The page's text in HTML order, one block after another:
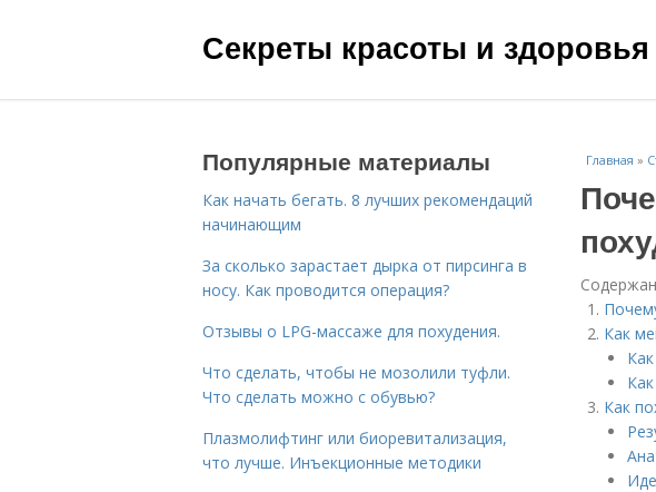
Секреты красоты и здоровья
Главная »
Как
Как
Популярные материалы
Как начать бегать. 8 лучших рекомендаций
начинающим
За сколько зарастает дырка от пирсинга в
носу. Как проводится операция?
Отзывы о LPG-массаже для похудения.
Что сделать, чтобы не мозолили туфли.
Что сделать можно с обувью?
Плазмолифтинг или биоревитализация,
что лучше. Инъекционные методики